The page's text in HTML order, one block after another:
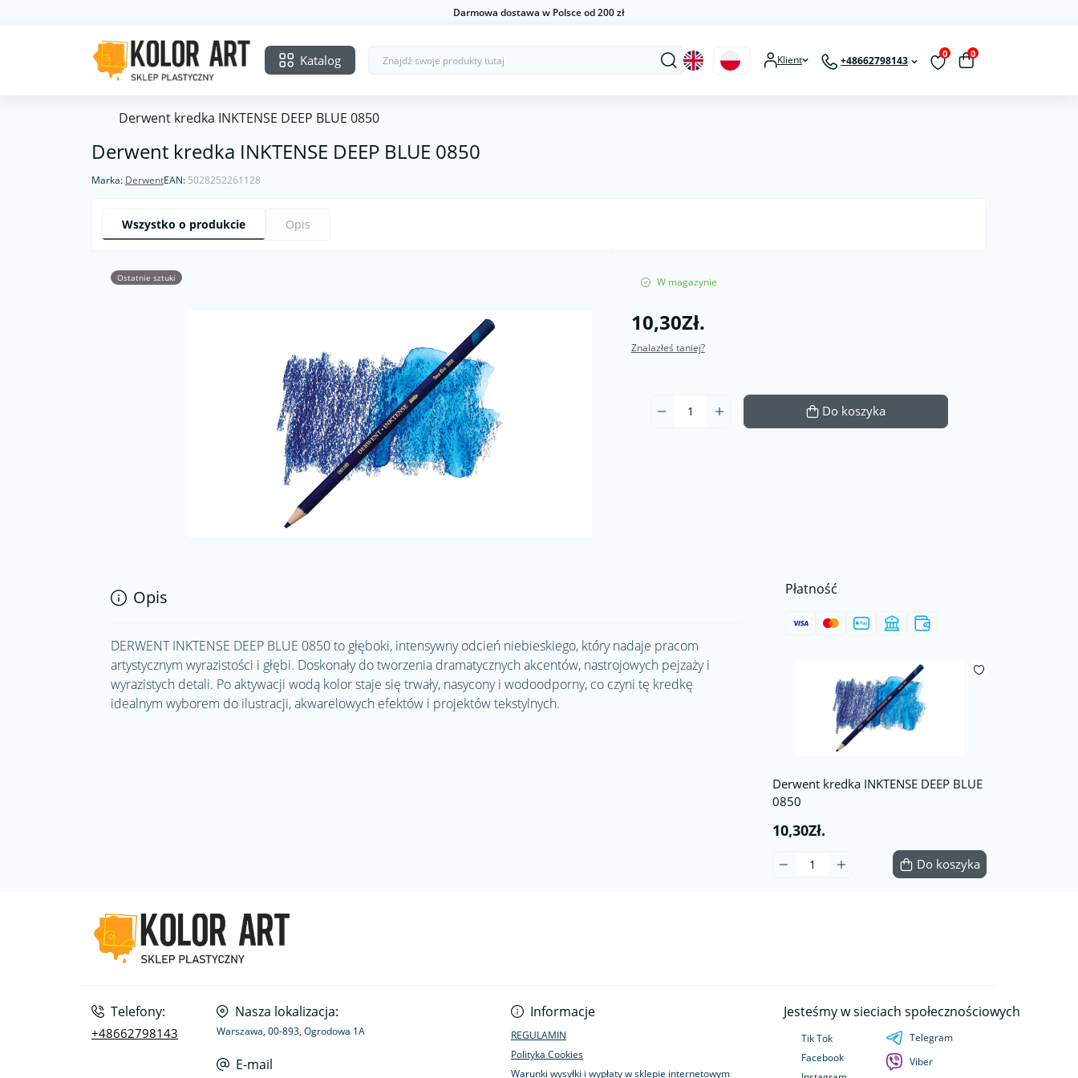
Darmowa dostawa w Polsce od 200 zł
Katalog Klient +48662798143
0 0
Derwent kredka INKTENSE DEEP BLUE 0850
Derwent kredka INKTENSE DEEP BLUE 0850
Marka: DerwentEAN: 5028252261128
Wszystko o produkcie Opis
Ostatnie sztuki W magazynie
10,30Zł.
Znalazłeś taniej?
Do koszyka
Płatność
Derwent kredka INKTENSE DEEP BLUE
0850
10,30Zł.
Do koszyka
Opis
DERWENT INKTENSE DEEP BLUE 0850 to głęboki, intensywny odcień niebieskiego, który nadaje pracom
artystycznym wyrazistości i głębi. Doskonały do tworzenia dramatycznych akcentów, nastrojowych pejzaży i
wyrazistych detali. Po aktywacji wodą kolor staje się trwały, nasycony i wodoodporny, co czyni tę kredkę
idealnym wyborem do ilustracji, akwarelowych efektów i projektów tekstylnych.
Telefony:
+48662798143
Nasza lokalizacja:
Warszawa, 00-893, Ogrodowa 1A
E-mail
Informacje
REGULAMIN
Polityka Cookies
Warunki wysyłki i wypłaty w sklepie internetowym
Jesteśmy w sieciach społecznościowych
Tik Tok
Facebook
Telegram
Viber